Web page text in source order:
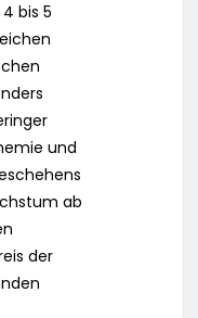
bis 5
und
ab
der